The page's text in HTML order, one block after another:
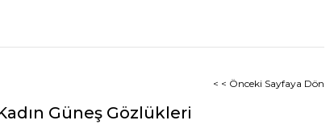
< < Önceki Sayfaya Dön
Güneş Gözlükleri